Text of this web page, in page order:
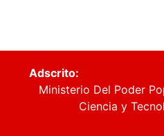
Adscrito:
Ministerio Del Poder
Ciencia y